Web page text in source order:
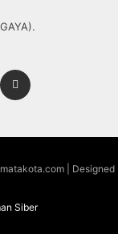
| Designed
Siber